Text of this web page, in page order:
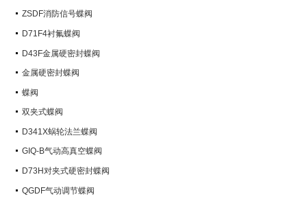
ZSDF消防信号蝶阀
D71F4衬氟蝶阀
D43F金属硬密封蝶阀
金属硬密封蝶阀
蝶阀
双夹式蝶阀
D341X蜗轮法兰蝶阀
GIQ-B气动高真空蝶阀
D73H对夹式硬密封蝶阀
QGDF气动调节蝶阀